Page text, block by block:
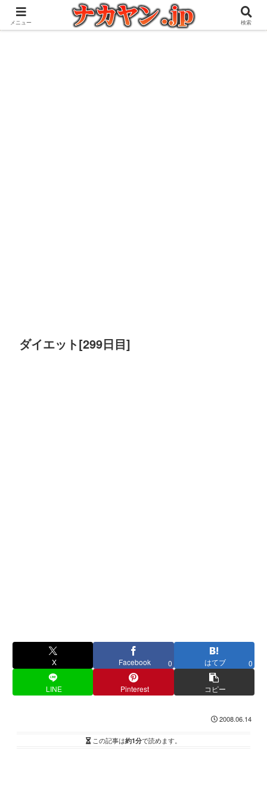
アウトドアとガジェット好きな管理人の愉快な日々を綴るブログ
ダイエット[299日目]
X Facebook 0 はてブ 0
LINE Pinterest コピー
2008.06.14
この記事は約1分で読めます。
メニュー 検索